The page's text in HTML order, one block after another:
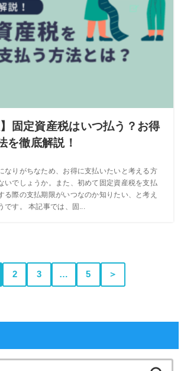
】固定資産税はいつ払う？お得
を徹底解説！
なりがちなため、お得に支払いたいと考える方
いでしょうか。また、初めて固定資産税を支払
る際の支払期限がいつなのか知りたい、と考え
です。 本記事では、固...
2 3 … 5 ＞